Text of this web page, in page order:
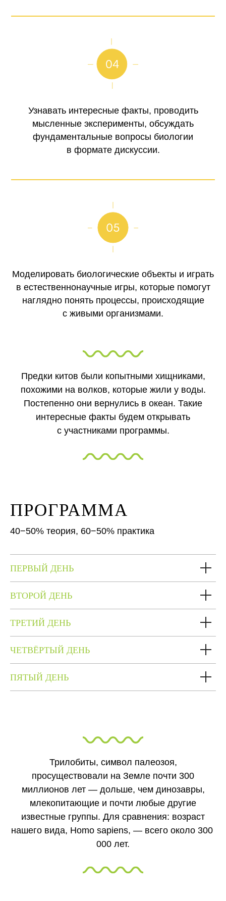
Узнавать интересные факты, проводить
мысленные эксперименты, обсуждать
фундаментальные вопросы биологии
в формате дискуссии.
Моделировать биологические объекты и играть
в естественнонаучные игры, которые помогут
наглядно понять процессы, происходящие
с живыми организмами.
Предки китов были копытными хищниками,
похожими на волков, которые жили у воды.
Постепенно они вернулись в океан. Такие
интересные факты будем открывать
с участниками программы.
ПРОГРАММА
40−50% теория, 60−50% практика
ПЕРВЫЙ ДЕНЬ
ВТОРОЙ ДЕНЬ
ТРЕТИЙ ДЕНЬ
ЧЕТВЁРТЫЙ ДЕНЬ
ПЯТЫЙ ДЕНЬ
Трилобиты, символ палеозоя,
просуществовали на Земле почти 300
миллионов лет — дольше, чем динозавры,
млекопитающие и почти любые другие
известные группы. Для сравнения: возраст
нашего вида, Homo sapiens, — всего около 300
000 лет.